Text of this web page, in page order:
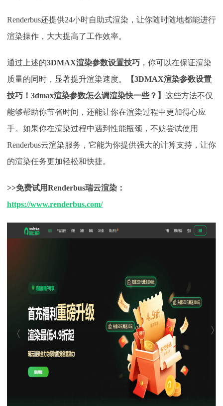
Renderbus还提供24小时自助式渲染，让你随时随地都能进行
渲染操作，大大提高了工作效率。
通过上述的3DMAX渲染参数设置技巧 ，你可以在保证渲染
质量的同时，显著提升渲染速度。
【3DMAX渲染参数设置
技巧！3dmax渲染参数怎么调渲染快一些？】 这些方法不仅
能够帮助你节省时间，还能让你在渲染过程中更加得心应
手。如果你在渲染过程中遇到性能瓶颈，不妨尝试使用
Renderbus云渲染服务，它能为你提供强大的计算支持，让你
的渲染任务更加轻松和快捷。
>>免费试用Renderbus瑞云渲染：
https://www.renderbus.com/